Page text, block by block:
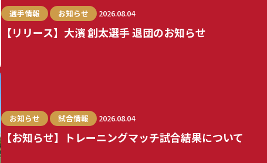
選手情報 お知らせ 2026.08.04
【リリース】大濱 創太選手 退団のお知らせ
お知らせ 試合情報 2026.08.04
【お知らせ】トレーニングマッチ試合結果について